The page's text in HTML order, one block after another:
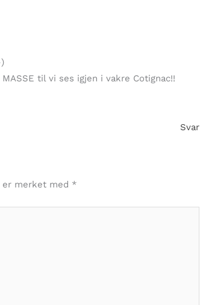
til vi ses igjen i vakre Cotignac!!
Svar
merket med *